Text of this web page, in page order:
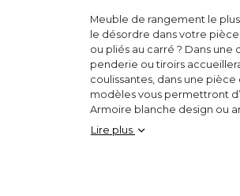
Meuble de rangement le
le désordre dans votre pièce
ou pliés au carré ? Dans
penderie ou tiroirs
coulissantes, dans une
modèles vous permettront
Armoire blanche design ou
répondra à vos besoins !
Lire plus